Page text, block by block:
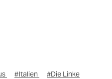
#Italien #Die Linke